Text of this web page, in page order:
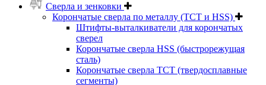
Сверла и зенковки
Корончатые сверла по металлу (TCT и HSS)
Штифты-выталкиватели для корончатых
сверел
Корончатые сверла HSS (быстрорежущая
сталь)
Корончатые сверла TCT (твердосплавные
сегменты)